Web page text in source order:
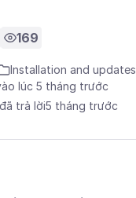
169
Installation and updates
lúc 5 tháng trước
đã trả lời5 tháng trước